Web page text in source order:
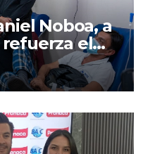
Noboa, a
refuerza el
de insulina
de